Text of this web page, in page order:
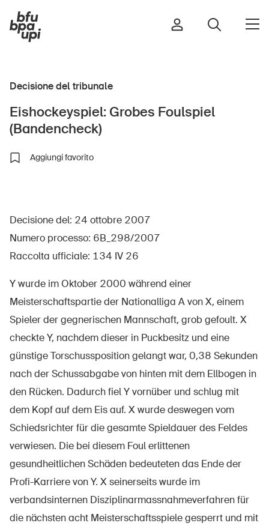
Sport e attività fisica
Casa e giardino
Edifici e impianti
UPI – chi siamo
Media
Sinus Plus
Campagne
Posti vacanti
Ordinare & scaricare materiali
Corsi ed eventi
Decisione del tribunale
Eishockeyspiel: Grobes Foulspiel
(Bandencheck)
Aggiungi favorito
Decisione del: 24 ottobre 2007
Numero processo: 6B_298/2007
Raccolta ufficiale: 134 IV 26
Y wurde im Oktober 2000 während einer
Meisterschaftspartie der Nationalliga A von X, einem
Spieler der gegnerischen Mannschaft, grob gefoult. X
checkte Y, nachdem dieser in Puckbesitz und eine
günstige Torschussposition gelangt war, 0,38 Sekunden
nach der Schussabgabe von hinten mit dem Ellbogen in
den Rücken. Dadurch fiel Y vornüber und schlug mit
dem Kopf auf dem Eis auf. X wurde deswegen vom
Schiedsrichter für die gesamte Spieldauer des Feldes
verwiesen. Die bei diesem Foul erlittenen
gesundheitlichen Schäden bedeuteten das Ende der
Profi-Karriere von Y. X seinerseits wurde im
verbandsinternen Disziplinarmassnahmeverfahren für
die nächsten acht Meisterschaftsspiele gesperrt und mit